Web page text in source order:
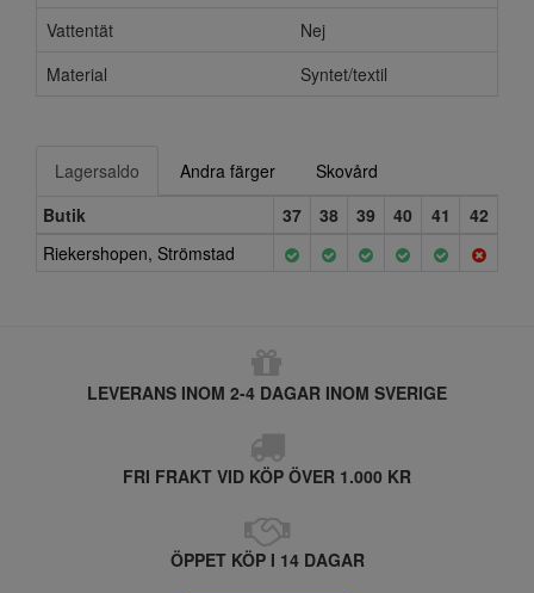
Vattentät
Nej
Material
Syntet/textil
Lagersaldo Andra färger
Skovård
Butik
37 38 39 40 41
42
Riekershopen, Strömstad
LEVERANS INOM 2-4 DAGAR INOM SVERIGE
FRI FRAKT VID KÖP ÖVER 1.000 KR
ÖPPET KÖP I 14 DAGAR